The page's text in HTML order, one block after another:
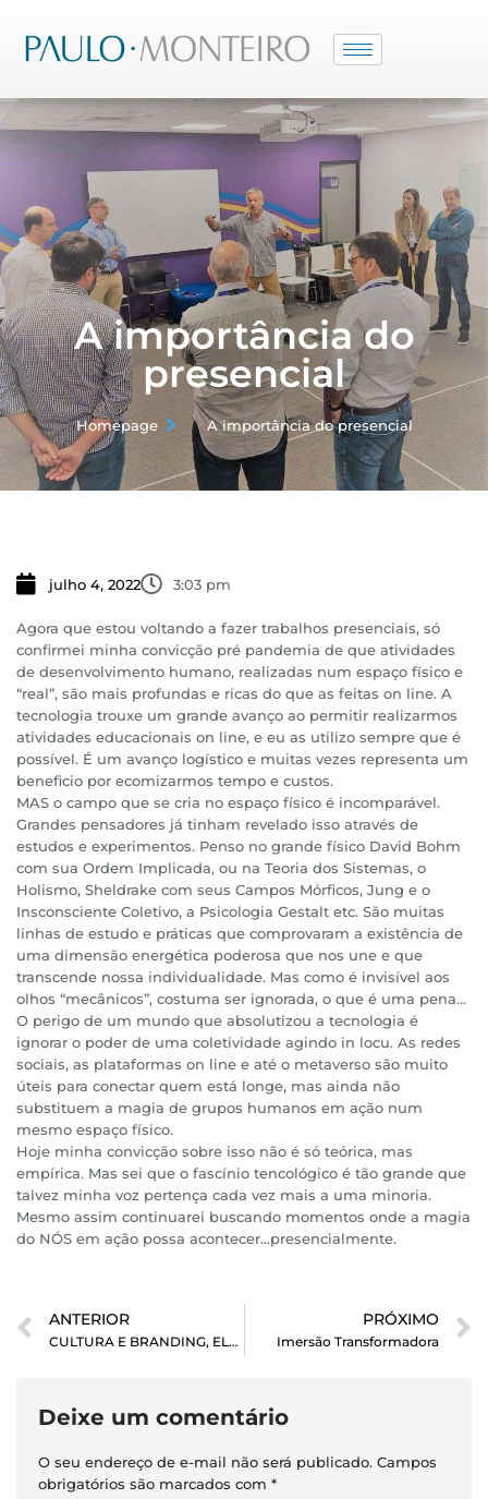
Pular
A importância do
presencial
Homepage A importância do presencial
julho 4, 2022 3:03 pm
Agora que estou voltando a fazer trabalhos presenciais, só
confirmei minha convicção pré pandemia de que atividades
de desenvolvimento humano, realizadas num espaço físico e
“real”, são mais profundas e ricas do que as feitas on line. A
tecnologia trouxe um grande avanço ao permitir realizarmos
atividades educacionais on line, e eu as utilizo sempre que é
possível. É um avanço logístico e muitas vezes representa um
beneficio por ecomizarmos tempo e custos.
MAS o campo que se cria no espaço físico é incomparável.
Grandes pensadores já tinham revelado isso através de
estudos e experimentos. Penso no grande físico David Bohm
com sua Ordem Implicada, ou na Teoria dos Sistemas, o
Holismo, Sheldrake com seus Campos Mórficos, Jung e o
Insconsciente Coletivo, a Psicologia Gestalt etc. São muitas
linhas de estudo e práticas que comprovaram a existência de
uma dimensão energética poderosa que nos une e que
transcende nossa individualidade. Mas como é invisível aos
olhos “mecânicos”, costuma ser ignorada, o que é uma pena…
O perigo de um mundo que absolutizou a tecnologia é
ignorar o poder de uma coletividade agindo in locu. As redes
sociais, as plataformas on line e até o metaverso são muito
úteis para conectar quem está longe, mas ainda não
substituem a magia de grupos humanos em ação num
mesmo espaço físico.
Hoje minha convicção sobre isso não é só teórica, mas
empírica. Mas sei que o fascínio tencológico é tão grande que
talvez minha voz pertença cada vez mais a uma minoria.
Mesmo assim continuarei buscando momentos onde a magia
do NÓS em ação possa acontecer…presencialmente.
ANTERIOR
CULTURA E BRANDING, ELO INDISSOLÚVEL
PRÓXIMO
Imersão Transformadora
Deixe um comentário
O seu endereço de e-mail não será publicado. Campos
obrigatórios são marcados com *